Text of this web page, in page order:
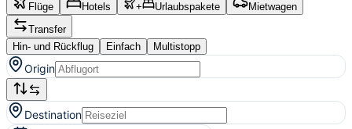
Flüge Hotels + Urlaubspakete
Mietwagen
Transfer
Hin- und Rückflug
Einfach Multistopp
Origin
Destination